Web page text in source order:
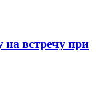
встречу при